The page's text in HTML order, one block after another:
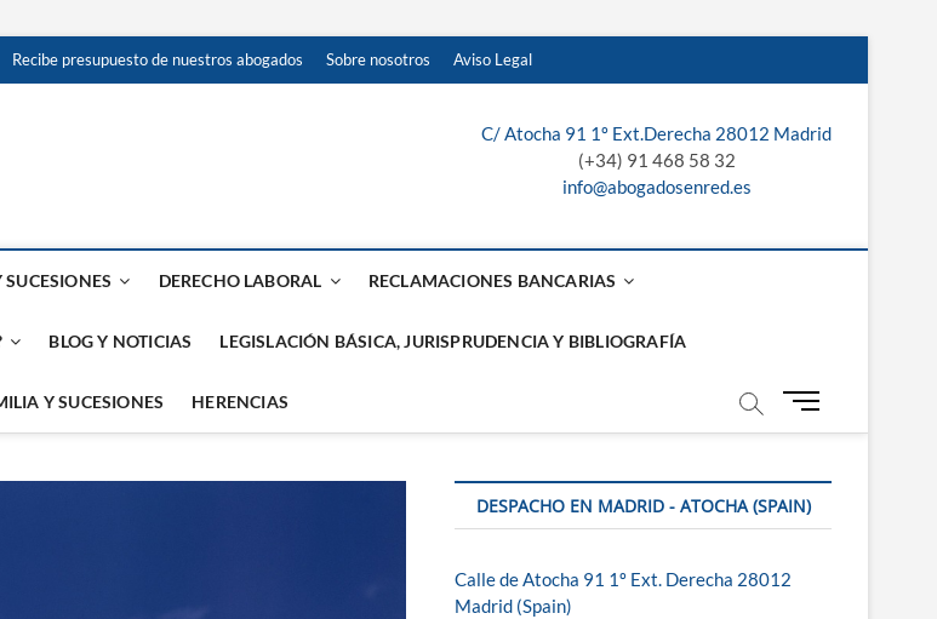
Recibe presupuesto de nuestros abogados Sobre nosotros Aviso Legal
de
nuestros
Madrid, Toledo, Malaga, Sevilla y
C/ Atocha 91 1º Ext.Derecha 28012 Madrid
(+34) 91 468 58 32
info@abogadosenred.es
DERECHO LABORAL RECLAMACIONES BANCARIAS
BLOG Y NOTICIAS LEGISLACIÓN BÁSICA, JURISPRUDENCIA Y BIBLIOGRAFÍA
Y SUCESIONES HERENCIAS
B
ó
n
d
DESPACHO EN MADRID - ATOCHA (SPAIN)
Calle de Atocha 91 1º Ext. Derecha 28012
Madrid (Spain)